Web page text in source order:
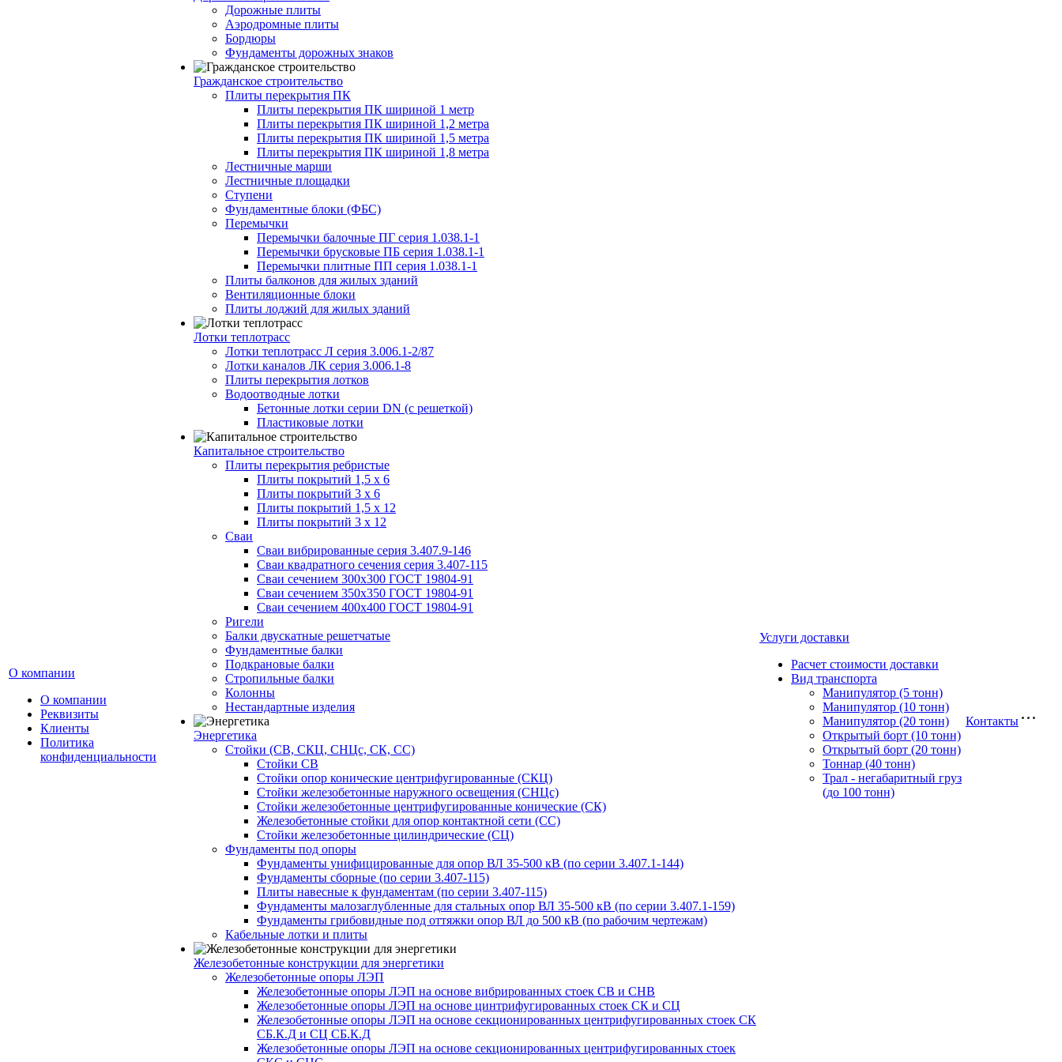
О компании
О компании
Реквизиты
Клиенты
Политика
конфиденциальности
Дорожные плиты
Аэродромные плиты
Бордюры
Фундаменты дорожных знаков
Гражданское строительство
Плиты перекрытия ПК
Плиты перекрытия ПК шириной 1 метр
Плиты перекрытия ПК шириной 1,2 метра
Плиты перекрытия ПК шириной 1,5 метра
Плиты перекрытия ПК шириной 1,8 метра
Лестничные марши
Лестничные площадки
Ступени
Фундаментные блоки (ФБС)
Перемычки
Перемычки балочные ПГ серия 1.038.1-1
Перемычки брусковые ПБ серия 1.038.1-1
Перемычки плитные ПП серия 1.038.1-1
Плиты балконов для жилых зданий
Вентиляционные блоки
Плиты лоджий для жилых зданий
Лотки теплотрасс
Лотки теплотрасс Л серия 3.006.1-2/87
Лотки каналов ЛК серия 3.006.1-8
Плиты перекрытия лотков
Водоотводные лотки
Бетонные лотки серии DN (с решеткой)
Пластиковые лотки
Капитальное строительство
Плиты перекрытия ребристые
Плиты покрытий 1,5 x 6
Плиты покрытий 3 x 6
Плиты покрытий 1,5 x 12
Плиты покрытий 3 x 12
Сваи
Сваи вибрированные серия 3.407.9-146
Сваи квадратного сечения серия 3.407-115
Сваи сечением 300х300 ГОСТ 19804-91
Сваи сечением 350х350 ГОСТ 19804-91
Сваи сечением 400х400 ГОСТ 19804-91
Ригели
Балки двускатные решетчатые
Фундаментные балки
Подкрановые балки
Стропильные балки
Колонны
Нестандартные изделия
Энергетика
Стойки (СВ, СКЦ, СНЦс, СК, СС)
Стойки СВ
Стойки опор конические центрифугированные (СКЦ)
Стойки железобетонные наружного освещения (СНЦс)
Стойки железобетонные центрифугированные конические (СК)
Железобетонные стойки для опор контактной сети (СС)
Стойки железобетонные цилиндрические (СЦ)
Фундаменты под опоры
Фундаменты унифицированные для опор ВЛ 35-500 кВ (по серии 3.407.1-144)
Фундаменты сборные (по серии 3.407-115)
Плиты навесные к фундаментам (по серии 3.407-115)
Фундаменты малозаглубленные для стальных опор ВЛ 35-500 кВ (по серии 3.407.1-159)
Фундаменты грибовидные под оттяжки опор ВЛ до 500 кВ (по рабочим чертежам)
Кабельные лотки и плиты
Железобетонные конструкции для энергетики
Железобетонные опоры ЛЭП
Железобетонные опоры ЛЭП на основе вибрированных стоек СВ и СНВ
Железобетонные опоры ЛЭП на основе цинтрифугированных стоек СК и СЦ
Железобетонные опоры ЛЭП на основе секционированных центрифугированных стоек СК
СБ.К.Д и СЦ СБ.К.Д
Железобетонные опоры ЛЭП на основе секционированных центрифугированных стоек
Услуги доставки
Расчет стоимости доставки
Вид транспорта
Манипулятор (5 тонн)
Манипулятор (10 тонн)
Манипулятор (20 тонн)
Открытый борт (10 тонн)
Открытый борт (20 тонн)
Тоннар (40 тонн)
Трал - негабаритный груз
(до 100 тонн)
Контакты